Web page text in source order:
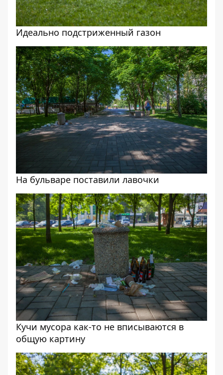
Идеально подстриженный газон
На бульваре поставили лавочки
Кучи мусора как-то не вписываются в
общую картину